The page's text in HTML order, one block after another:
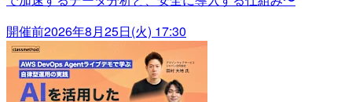
開催前2026年8月25日(火) 17:30